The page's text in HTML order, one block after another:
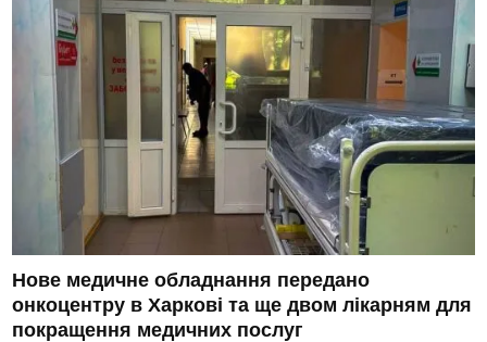
Нове медичне обладнання передано
онкоцентру в Харкові та ще двом лікарням для
покращення медичних послуг